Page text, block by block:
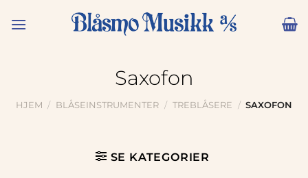
Saxofon
HJEM / BLÅSEINSTRUMENTER / TREBLÅSERE / SAXOFON
SE KATEGORIER